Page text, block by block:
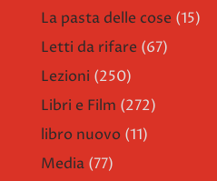
La pasta delle cose (15)
Letti da rifare (67)
Lezioni (250)
Libri e Film (272)
libro nuovo (11)
Media (77)